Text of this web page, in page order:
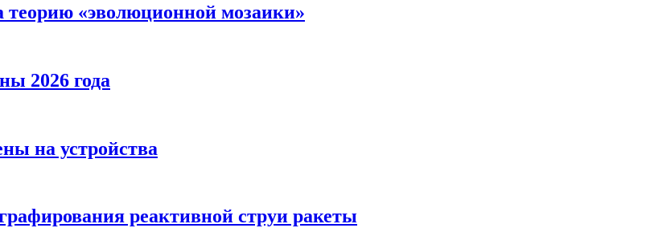
«эволюционной мозаики»
2026 года
на устройства
реактивной струи ракеты